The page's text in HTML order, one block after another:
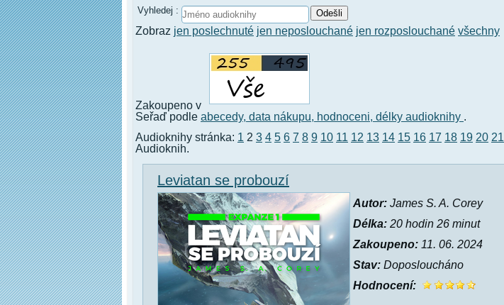
Vyhledej :
Zobraz jen poslechnuté jen neposlouchané jen rozposlouchané všechny
Zakoupeno v
Seřaď podle abecedy, data nákupu, hodnoceni, délky audioknihy .
Audioknihy stránka: 1 2 3 4 5 6 7 8 9 10 11 12 13 14 15 16 17 18 19 20 21
Audioknih.
Leviatan se probouzí
Autor: James S. A. Corey
Délka: 20 hodin 26 minut
Zakoupeno: 11. 06. 2024
Stav: Doposloucháno
Hodnocení: